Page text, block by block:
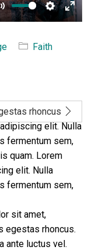
Mute Settings
Faith
rhoncus
elit. Nulla
fermentum sem,
quam. Lorem
elit. Nulla
fermentum sem,
sit amet,
egestas rhoncus.
ante luctus vel.